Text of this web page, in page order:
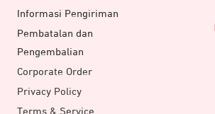
Informasi Pengiriman
Pembatalan dan
Pengembalian
Corporate Order
Privacy Policy
Terms & Service